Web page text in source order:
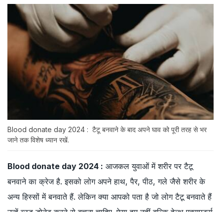
Blood donate day 2024 : टैटू बनवाने के बाद अपने घाव को पूरी तरह से भर
जाने तक विशेष ध्यान रखें.
Blood donate day 2024 : आजकल युवाओं में शरीर पर टैटू
बनवाने का क्रेज है. इसको लोग अपने हाथ, पैर, पीठ, गले जैसे शरीर के
अन्य हिस्सों में बनवाते हैं. लेकिन क्या आपको पता है जो लोग टैटू बनवाते हैं